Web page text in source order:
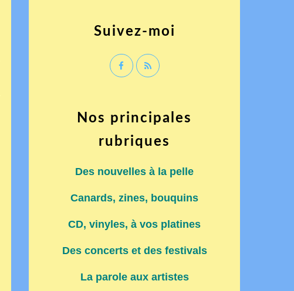
Suivez-moi
Nos principales
rubriques
Des nouvelles à la pelle
Canards, zines, bouquins
CD, vinyles, à vos platines
Des concerts et des festivals
La parole aux artistes